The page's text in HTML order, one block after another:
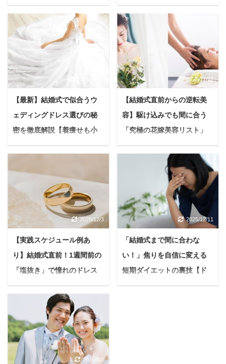
説します。 酵素風呂 ...
素風呂の主なデメリ ...
から言うと、酵素風呂で
効果を感じる人とそうで
ない人には、いくつか理
由があります。 本記事で
は、酵素風呂がどんなも
のなのか、期待できる効
果、そして効果なしと感
じてしまう理由を、分か
りやすく解説します。 酵
素風呂の正しい知識を知
って、あなたの健康や美
感じたり、胃がもたれた
り、食欲が落ちたりとい
ったサインが現れます。
つまり「そろそろデトッ
クス必要ですよ」とあな
たの体が教えてくれてい
る証拠です。 一般的な
「断食」が食事を控える
のに主眼を置くのに対
し、アーユルヴェーダフ
ァスティングは、食事だ
ントロールし、心身の奥
私」を手に入れる方法【挫
折ゼロへ】
悩む人16時間断食って最
近よく聞くけど、実際ど
うなの？我慢ばかりで辛
そう… 健康や美容に関心
の高いあなたなら、きっ
と一度は16時間断食とい
あるのではないでしょう
か。 モデルや著名人も実
践していると話題にな
として注目を集めていま
すが、具体的な方法や効
果、注意点については、
まだ疑問に感じている方
もいるかもしれません。
16時間断食（16:8ダイエ
ット）がなぜ今注目され
るのか？ 現代社会は、美
味しい食べ物があふれ、
の食事や ...
トまで徹底解説
＜PR＞ 「いよいよ結婚
式まであと1週間！」 準
備のラストスパートで、
毎日慌ただしく過ごして
いる花嫁さんも多いので
はないでしょうか？ そん
な忙しい日々でも「人生
で一番輝く日」を最高の
肌コンディションで迎え
たいと願うのは当然のこ
しすぎてエステに行く時
間が取れそうにない...直
前で何から手をつけてい
いか分からないし... 上記
のような悩みを抱えてい
る花嫁さんの強い味方と
なるのが、美容ドリンク
です。 美容ドリンクは、
手軽に体の内側からケア
感しやすいのが大きな魅
力。 ...
【最新】結婚式で似合うウ
ェディングドレス選びの秘
密を徹底解説【着痩せも小
顔も思いのまま】
花嫁さんへ。 人生で一番
輝く日を彩るウェディン
グドレスは、特別な存在
です。 ドレスは単なる衣
装ではなく、あなたの個
性を最大限に引き出し、
最高の自信を与えてくれ
るでしょう。 「似合う」
ドレスを選ぶプロセス
も特に楽しく、とても大
切です。 本記事では、あ
なたの魅力を最大限に引
き出す「似合う」ウェデ
ィングドレスを見つける
ために、次の様々な視点
2025/11/22
【結婚式直前からの逆転美
容】駆け込みでも間に合う
「究極の花嫁美容リスト」
を全部見せ！
結婚式を目前に控え、準
備に追われる日々を過ご
している花嫁さん、本当
にお疲れさまです。 今の
時期は、理想の自分を叶
えるための美容への意識
が最高潮に高まることで
しょう。 「もっと美しく
輝きたい」「後悔なく当
日を迎えたい」。 そんな
2025/12/3
【実践スケジュール例あ
り】結婚式直前！1週間前の
「塩抜き」で憧れのドレス
姿へ【花嫁必見】
結婚式を目前に控え、最
高の自分を迎えたいと願
う花嫁さんは多いはず。
ドレスを美しく着こな
し、写真映えするシャー
プなフェイスラインを手
2025/12/11
「結婚式まで間に合わな
い！」焦りを自信に変える
短期ダイエットの裏技【ド
レス姿に自信を】
2025/8/7